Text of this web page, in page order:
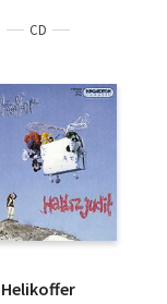
CD
Helikoffer